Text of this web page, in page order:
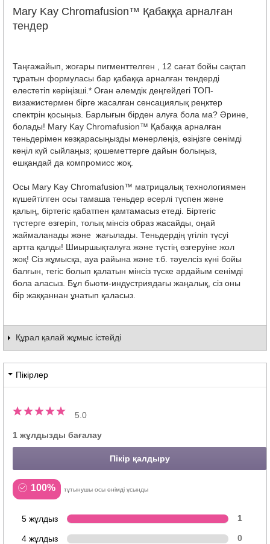
Mary Kay Chromafusion™ Қабаққа арналған
тендер
Таңғажайып, жоғары пигменттелген , 12 сағат бойы сақтап
тұратын формуласы бар қабаққа арналған тендерді
елестетіп көріңізші.* Оған әлемдік деңгейдегі ТОП-
визажистермен бірге жасалған сенсациялық реңктер
спектрін қосыңыз. Барлығын бірден алуға бола ма? Әрине,
болады! Mary Kay Chromafusion™ Қабаққа арналған
теньдерімен көзқарасыңызды мәнерлеңіз, өзіңізге сенімді
көңіл күй сыйлаңыз; қошеметтерге дайын болыңыз,
ешқандай да компромисс жоқ.
Осы Mary Kay Chromafusion™ матрицалық технологиямен
күшейтілген осы тамаша теньдер әсерлі түспен және
қалың, біртегіс қабатпен қамтамасыз етеді. Біртегіс
түстерге өзгеріп, толық мінсіз образ жасайды, оңай
жаймаланады және жағылады. Теньдердің үгіліп түсуі
артта қалды! Шиыршықталуға және түстің өзгеруіне жол
жоқ! Сіз жұмысқа, ауа райына және т.б. тәуелсіз күні бойы
балғын, тегіс болып қалатын мінсіз түске әрдайым сенімді
бола аласыз. Бұл бьюти-индустриядағы жаңалық, сіз оны
бір жаққаннан ұнатып қаласыз.
Құрал қалай жұмыс істейді
Пікірлер
5.0
1 жұлдызды бағалау
Пікір қалдыру
100% тұтынушы осы өнімді ұсынды
5 жұлдыз 1
4 жұлдыз 0